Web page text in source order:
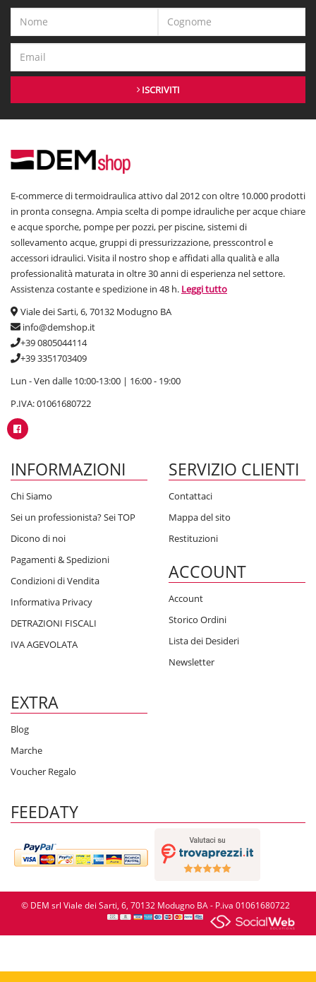
ISCRIVITI
E-commerce di termoidraulica attivo dal 2012 con oltre 10.000 prodotti
in pronta consegna. Ampia scelta di pompe idrauliche per acque chiare
e acque sporche, pompe per pozzi, per piscine, sistemi di
sollevamento acque, gruppi di pressurizzazione, presscontrol e
accessori idraulici. Visita il nostro shop e affidati alla qualità e alla
professionalità maturata in oltre 30 anni di esperienza nel settore.
Assistenza costante e spedizione in 48 h. Leggi tutto
Viale dei Sarti, 6, 70132 Modugno BA
info@demshop.it
+39 0805044114
+39 3351703409
Lun - Ven dalle 10:00-13:00 | 16:00 - 19:00
P.IVA: 01061680722
INFORMAZIONI
Chi Siamo
Sei un professionista? Sei TOP
Dicono di noi
Pagamenti & Spedizioni
Condizioni di Vendita
Informativa Privacy
DETRAZIONI FISCALI
IVA AGEVOLATA
SERVIZIO CLIENTI
Contattaci
Mappa del sito
Restituzioni
ACCOUNT
Account
Storico Ordini
Lista dei Desideri
Newsletter
EXTRA
Blog
Marche
Voucher Regalo
FEEDATY
© DEM srl Viale dei Sarti, 6, 70132 Modugno BA - P.iva 01061680722